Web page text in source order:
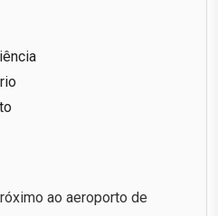
ao aeroporto de